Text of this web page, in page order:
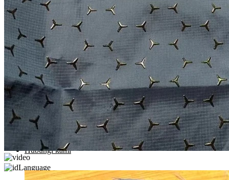
Tentang kita
Peralatan Produksi
Produk
Tinta Silikon
Pigmen Warna
Sablon Sutra
Bantu Silikon
Katalis Silikon
Perekat Silikon
Berita
Pameran
Melihat
Pengetahuan
sablon kepadatan tinggi
Perpindahan panas
Pencetakan Tinta Silikon
Hubungi kami
Language